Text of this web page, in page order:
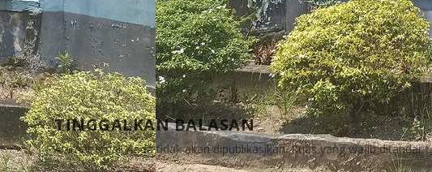
TINGGALKAN BALASAN
Alamat email Anda tidak akan dipublikasikan.Ruas yang wajib ditandai*